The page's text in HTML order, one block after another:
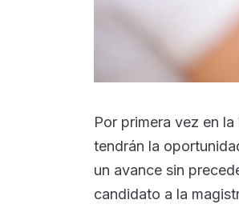
Por primera vez en
tendrán la
un avance sin
candidato a la